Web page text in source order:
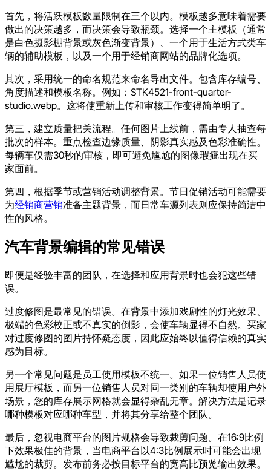
首先，将活跃模板数量限制在三个以内。模板越多意味着需要
做出的决策越多，而决策会导致瓶颈。选择一个主模板（通常
是白色摄影棚背景或灰色渐变背景）、一个用于生活方式类车
辆的辅助模板，以及一个用于经销商网站的品牌化选项。
其次，采用统一的命名规范来命名导出文件。包含库存编号、
角度描述和模板名称。例如： STK4521-front-quarter-
studio.webp。这将使重新上传和审核工作变得简单明了。
第三，建立质量把关流程。任何图片上线前，需由专人抽查每
批次的样本。重点检查边缘质量、阴影真实感及色彩准确性。
每辆车仅需30秒的审核，即可避免尴尬的图像瑕疵出现在买
家面前。
第四，根据季节或营销活动调整背景。节日促销活动可能需要
为经销商营销准备主题背景，而日常车源列表则应保持简洁中
性的风格。
汽车背景编辑的常见错误
即便是经验丰富的团队，在选择和应用背景时也会犯这些错
误。
过度修图是最常见的错误。在背景中添加戏剧性的灯光效果、
极端的色彩校正或不真实的倒影，会使车辆显得不自然。买家
对过度修图的图片持怀疑态度，因此应始终以值得信赖的真实
感为目标。
另一个常见问题是员工使用模板不统一。如果一位销售人员使
用展厅模板，而另一位销售人员对同一类别的车辆却使用户外
场景，您的库存展示网格就会显得杂乱无章。解决方法是记录
哪种模板对应哪种车型，并将其分享给整个团队。
最后，忽视电商平台的图片规格会导致裁剪问题。在16:9比例
下效果极佳的背景，当电商平台以4:3比例展示时可能会出现
尴尬的裁剪。发布前务必按目标平台的宽高比预览输出效果。